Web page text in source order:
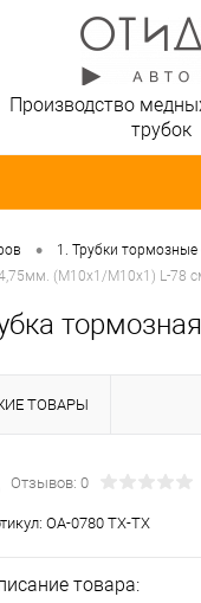
Производство
трубок
• 1. Трубки тормозные
4,75мм. (М10х1/М10х1) L-78
ТОВАРЫ
Отзывов: 0
OA-0780 TX-TX
товара: